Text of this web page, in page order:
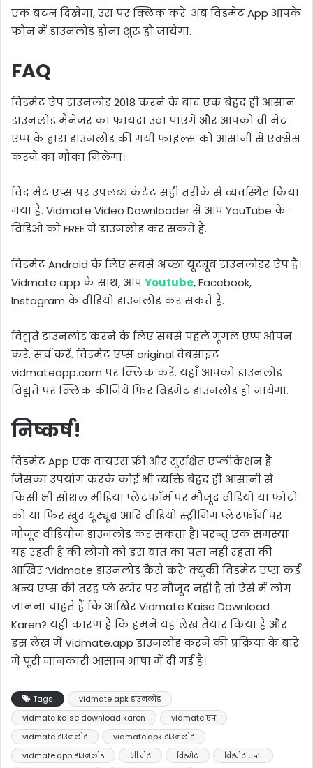
एक बटन दिखेगा, उस पर क्लिक करे. अब विडमेट App आपके
फोन में डाउनलोड होना शुरू हो जायेगा.
FAQ
विडमेट ऐप डाउनलोड 2018 करने के बाद एक बेहद ही आसान
डाउनलोड मैनेजर का फायदा उठा पाएंगे और आपको वी मेट
एप्प के द्वारा डाउनलोड की गयी फाइल्स को आसानी से एक्सेस
करने का मौका मिलेगा।
विद मेट एप्स पर उपलब्ध कंटेंट सही तरीके से व्यवस्थित किया
गया है. Vidmate Video Downloader से आप YouTube के
विडिओ को FREE में डाउनलोड कर सकते है.
विडमेट Android के लिए सबसे अच्छा यूट्यूब डाउनलोडर ऐप है।
Vidmate app के साथ, आपYoutube, Facebook,
Instagram के वीडियो डाउनलोड कर सकते है.
विद्मते डाउनलोड करने के लिए सबसे पहले गूगल एप्प ओपन
करे. सर्च करें. विडमेट एप्स original वेबसाइट
vidmateapp.com पर क्लिक करें. यहाँ आपको डाउनलोड
विद्मते पर क्लिक कीजिये फिर विडमेट डाउनलोड हो जायेगा.
निष्कर्ष!
विडमेट App एक वायरस फ्री और सुरक्षित एप्लीकेशन है
जिसका उपयोग करके कोई भी व्यक्ति बेहद ही आसानी से
किसी भी सोशल मीडिया प्लेटफॉर्म पर मौजूद वीडियो या फोटो
को या फिर खुद यूट्यूब आदि वीडियो स्ट्रीमिंग प्लेटफॉर्म पर
मौजूद वीडियोज डाउनलोड कर सकता है। परन्तु एक समस्या
यह रहती है की लोगो को इस बात का पता नहीं रहता की
आखिर ‘Vidmate डाउनलोड कैसे करे’ क्युकी विडमेट एप्स कई
अन्य एप्स की तरह प्ले स्टोर पर मौजूद नहीं है तो ऐसे में लोग
जानना चाहते हैं कि आखिर Vidmate Kaise Download
Karen? यही कारण है कि हमने यह लेख तैयार किया है और
इस लेख में Vidmate.app डाउनलोड करने की प्रक्रिया के बारे
में पूरी जानकारी आसान भाषा में दी गई है।
Tags
vidmate apk डाउनलोड
vidmate kaise download karen
vidmate एप
vidmate डाउनलोड
vidmate.apk डाउनलोड
vidmate.app डाउनलोड
भी मेट विडमेट
विडमेट एप्स